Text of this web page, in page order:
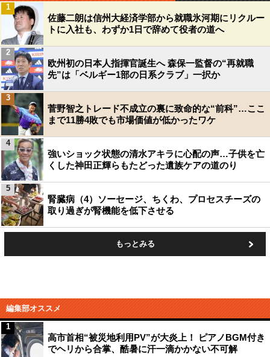
佐藤二朗は信州大経済学部から就職氷河期にリクルー
トに入社も、わずか1日で辞めて役者の道へ
1
欧州初の日本人指揮官誕生へ 森保一監督の“再就職
先”は「ベルギー1部の日系クラブ」一択か
2
菅野智之トレード不成立の裏に致命的な“前科”…ここ
まで11勝4敗でも市場価値が低かったワケ
3
強いショック状態の清水アキラに心配の声…子供を亡
くした神田正輝らもたどった遺族ケアの道のり
4
腎臓病（4）ソーセージ、ちくわ、プロセスチーズの
取り過ぎが腎機能を低下させる
5
もっとみる
編集部オススメ
高市首相“被災地利用PV”が大炎上！ ピアノBGM付き
でヘリから合掌、酷暑に汗一滴かかない不可解
1